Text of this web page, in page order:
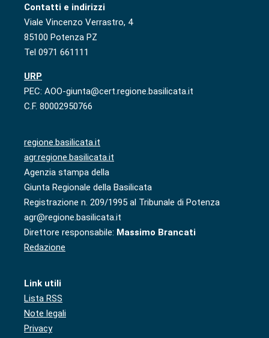
Contatti e indirizzi
Viale Vincenzo Verrastro, 4
85100 Potenza PZ
Tel 0971 661111
URP
PEC: AOO-giunta@cert.regione.basilicata.it
C.F. 80002950766
regione.basilicata.it
agr.regione.basilicata.it
Agenzia stampa della
Giunta Regionale della Basilicata
Registrazione n. 209/1995 al Tribunale di Potenza
agr@regione.basilicata.it
Direttore responsabile: Massimo Brancati
Redazione
Link utili
Lista RSS
Note legali
Privacy